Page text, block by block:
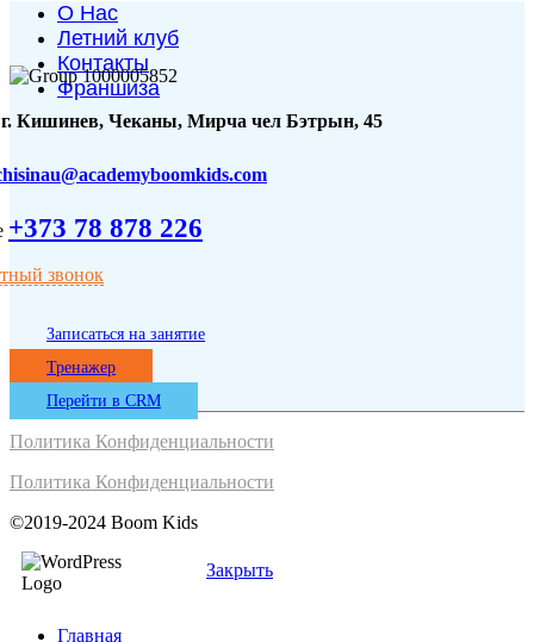
О Нас
Летний клуб
Контакты
Франшиза
г. Кишинев, Чеканы, Мирча чел Бэтрын, 45
+373 78 878 226
звонок
Записаться на занятие
Тренажер
Перейти в CRM
Политика Конфиденциальности
Политика Конфиденциальности
©2019-2024 Boom Kids
Закрыть
Главная